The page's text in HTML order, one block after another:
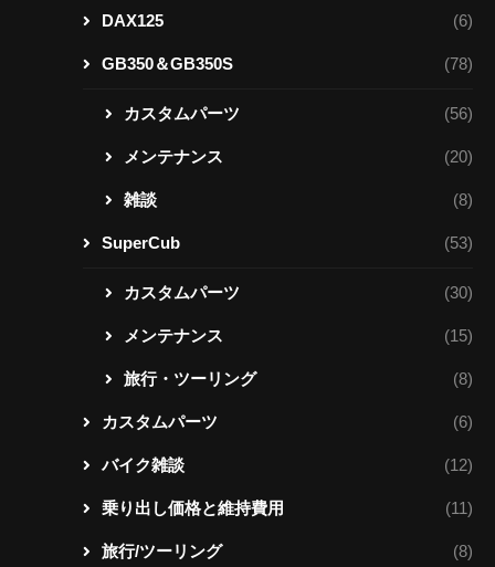
DAX125 (6)
GB350＆GB350S (78)
カスタムパーツ (56)
メンテナンス (20)
雑談 (8)
SuperCub (53)
カスタムパーツ (30)
メンテナンス (15)
旅行・ツーリング (8)
カスタムパーツ (6)
バイク雑談 (12)
乗り出し価格と維持費用 (11)
旅行/ツーリング (8)